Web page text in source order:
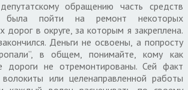
обращению часть средств
пойти на ремонт некоторых
дорог в округе, за которым я закреплена.
Деньги не освоены, а попросту
в общем, понимайте, кому как
дороги не отремонтированы. Сей факт
волокиты или целенаправленной работы